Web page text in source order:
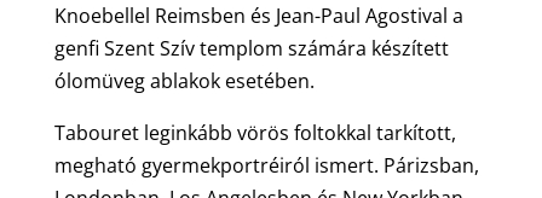
Knoebellel Reimsben és Jean-Paul Agostival a
genfi Szent Szív templom számára készített
ólomüveg ablakok esetében.
Tabouret leginkább vörös foltokkal tarkított,
megható gyermekportréiról ismert. Párizsban,